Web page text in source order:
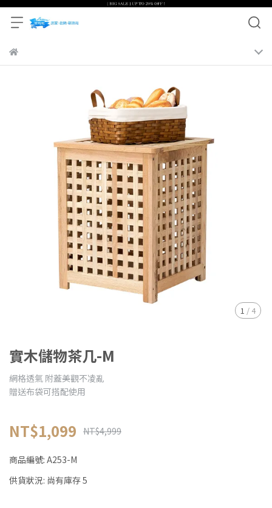
1 / 4
實木儲物茶几-M
網格透氣 附蓋美觀不凌亂
贈送布袋可搭配使用
NT$1,099 NT$4,999
商品編號: A253-M
供貨狀況: 尚有庫存 5